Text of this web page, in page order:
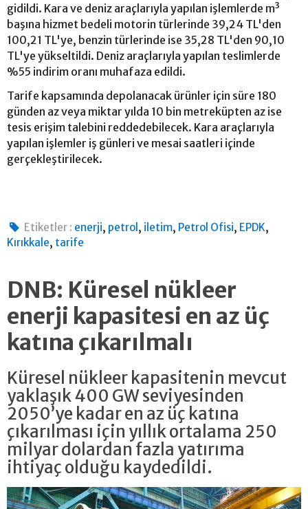
gidildi. Kara ve deniz araçlarıyla yapılan işlemlerde m³
başına hizmet bedeli motorin türlerinde 39,24 TL'den
100,21 TL'ye, benzin türlerinde ise 35,28 TL'den 90,10
TL'ye yükseltildi. Deniz araçlarıyla yapılan teslimlerde
%55 indirim oranı muhafaza edildi.
Tarife kapsamında depolanacak ürünler için süre 180
günden az veya miktar yılda 10 bin metreküpten az ise
tesis erişim talebini reddedebilecek. Kara araçlarıyla
yapılan işlemler iş günleri ve mesai saatleri içinde
gerçekleştirilecek.
Etiketler : enerji, petrol , iletim, Petrol Ofisi, EPDK,
Kırıkkale, tarife
DNB: Küresel nükleer
enerji kapasitesi en az üç
katına çıkarılmalı
Küresel nükleer kapasitenin mevcut
yaklaşık 400 GW seviyesinden
2050’ye kadar en az üç katına
çıkarılması için yıllık ortalama 250
milyar dolardan fazla yatırıma
ihtiyaç olduğu kaydedildi.